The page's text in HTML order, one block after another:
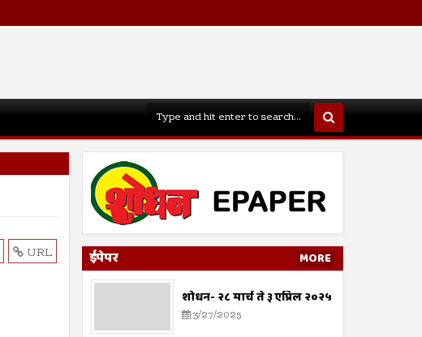
URL ईपेपर MORE
शोधन- २८ मार्च ते ३ एप्रिल २०२५
3/27/2025